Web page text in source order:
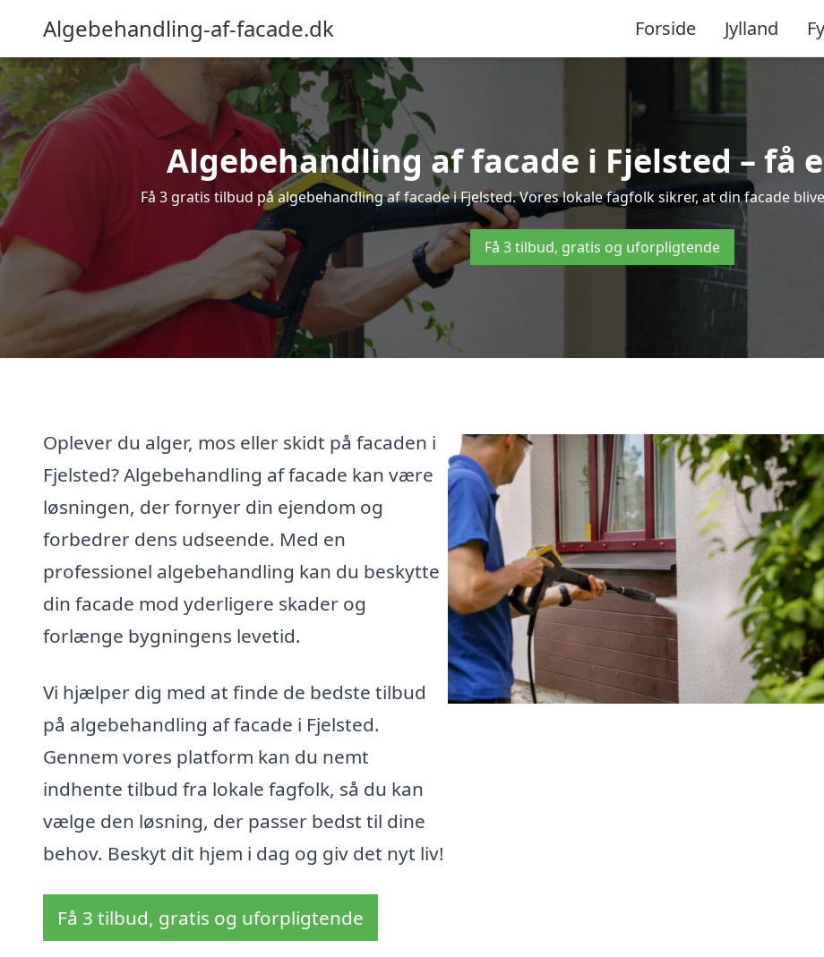
Algebehandling-af-facade.dk Forside Jylland
Algebehandling af facade i Fjelsted – få
Få 3 gratis tilbud på algebehandling af facade i Fjelsted. Vores lokale fagfolk sikrer, at din facade
Få 3 tilbud, gratis og uforpligtende
Oplever du alger, mos eller skidt på facaden i
Fjelsted? Algebehandling af facade kan være
løsningen, der fornyer din ejendom og
forbedrer dens udseende. Med en
professionel algebehandling kan du beskytte
din facade mod yderligere skader og
forlænge bygningens levetid.
Vi hjælper dig med at finde de bedste tilbud
på algebehandling af facade i Fjelsted.
Gennem vores platform kan du nemt
indhente tilbud fra lokale fagfolk, så du kan
vælge den løsning, der passer bedst til dine
behov. Beskyt dit hjem i dag og giv det nyt liv!
Få 3 tilbud, gratis og uforpligtende